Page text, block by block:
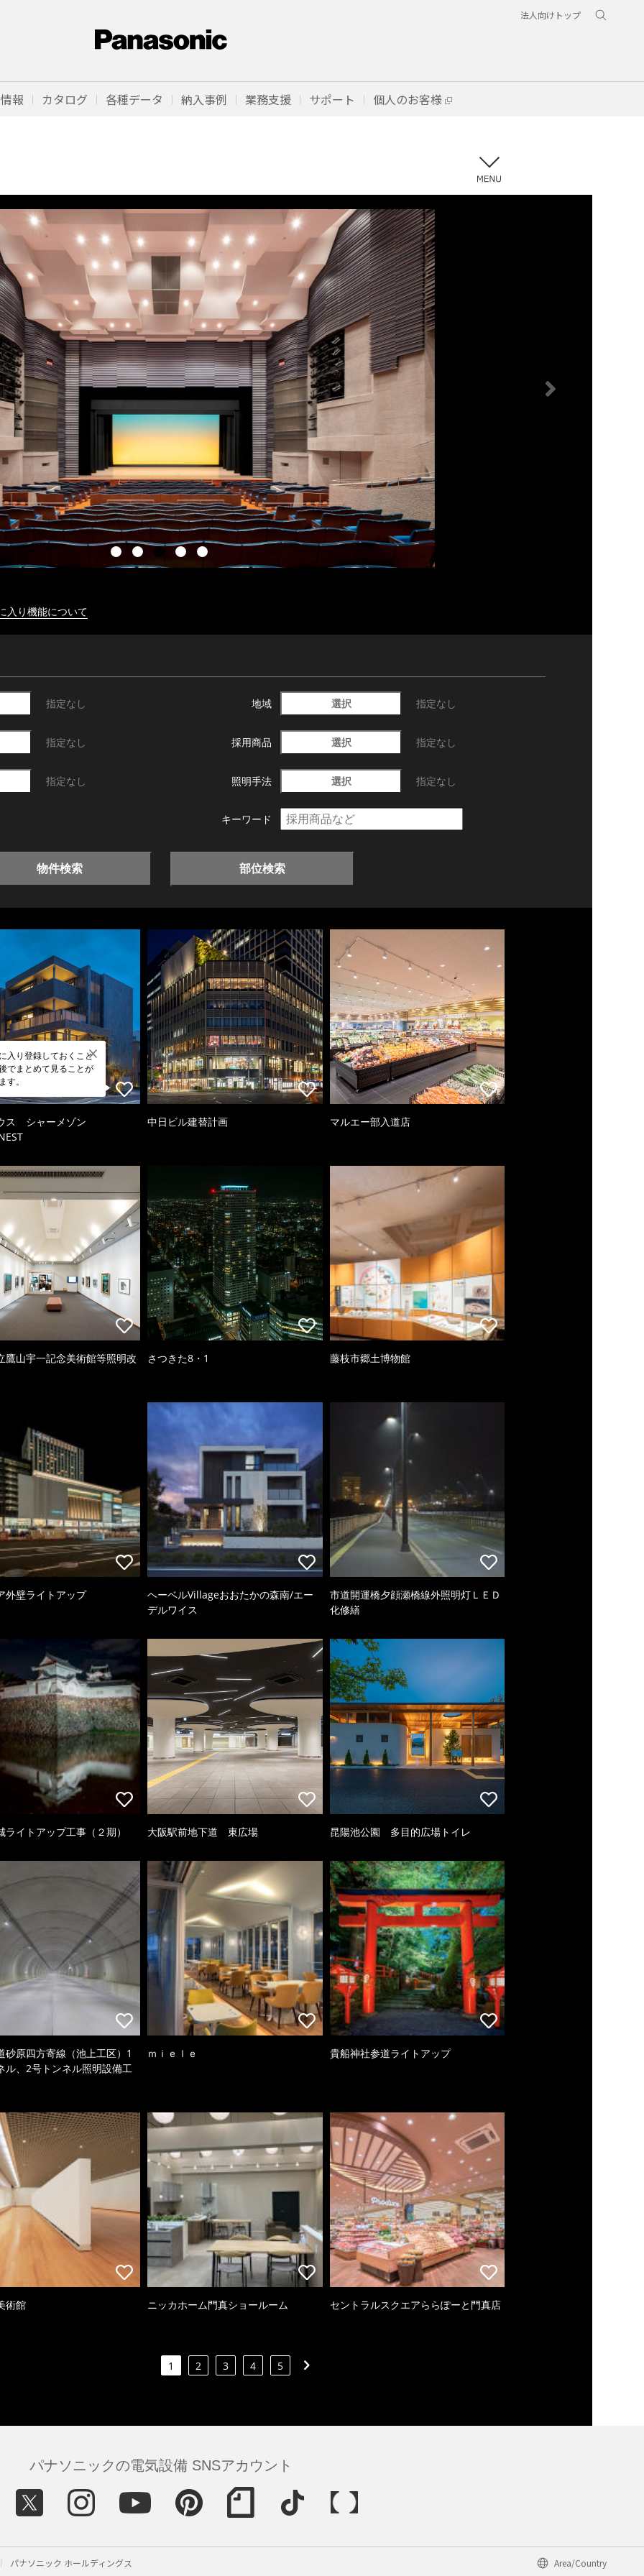
法人向けトップ
報 カタログ 各種データ 納入事例 業務支援 サポート 個人のお客様
入り機能について
指定なし 地域 選択 指定なし
指定なし 採用商品 選択 指定なし
指定なし 照明手法 選択 指定なし
キーワード
物件検索 部位検索
入り登録しておくこと
でまとめて見ることが
す。
ス シャーメゾン
中日ビル建替計画 マルエー部入道店
鷹山宇一記念美術館等照明改 さつきた8・1 藤枝市郷土博物館
外壁ライトアップ
ヘーベルVillageおおたかの森南/エー
デルワイス
市道開運橋夕顔瀬橋線外照明灯ＬＥＤ
化修繕
ライトアップ工事（２期） 大阪駅前地下道 東広場 昆陽池公園 多目的広場トイレ
砂原四方寄線（池上工区）1
ル、2号トンネル照明設備工
ｍｉｅｌｅ 貴船神社参道ライトアップ
術館 ニッカホーム門真ショールーム セントラルスクエアららぽーと門真店
1 2 3 4 5
パナソニックの電気設備 SNSアカウント
パナソニック ホールディングス Area/Country